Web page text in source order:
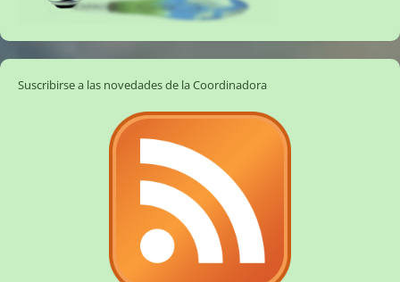
Suscribirse a las novedades de la Coordinadora